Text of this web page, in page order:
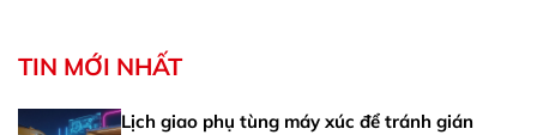
TIN MỚI NHẤT
Lịch giao phụ tùng máy xúc để tránh gián